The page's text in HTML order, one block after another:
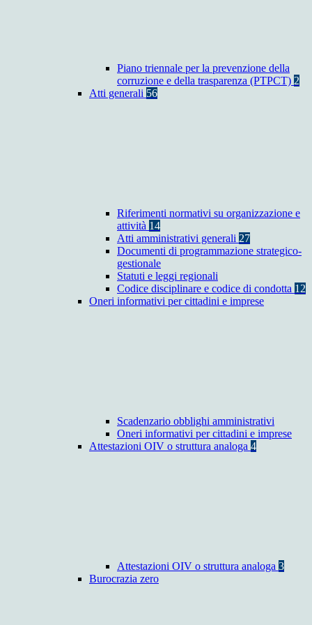
Piano triennale per la prevenzione della
corruzione e della trasparenza (PTPCT) 2
Atti generali 56
Riferimenti normativi su organizzazione e
attività 14
Atti amministrativi generali 27
Documenti di programmazione strategico-
gestionale
Statuti e leggi regionali
Codice disciplinare e codice di condotta 12
Oneri informativi per cittadini e imprese
Scadenzario obblighi amministrativi
Oneri informativi per cittadini e imprese
Attestazioni OIV o struttura analoga 4
Attestazioni OIV o struttura analoga 3
Burocrazia zero